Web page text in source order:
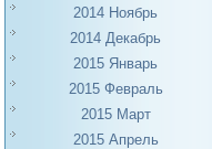
2014 Ноябрь
2014 Декабрь
2015 Январь
2015 Февраль
2015 Март
2015 Апрель